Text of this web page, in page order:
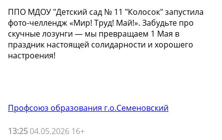
ППО МДОУ "Детский сад № 11 "Колосок" запустила
фото-челлендж «Мир! Труд! Май!». Забудьте про
скучные лозунги — мы превращаем 1 Мая в
праздник настоящей солидарности и хорошего
настроения!
Профсоюз образования г.о.Семеновский
13:25 04.05.2026 16+